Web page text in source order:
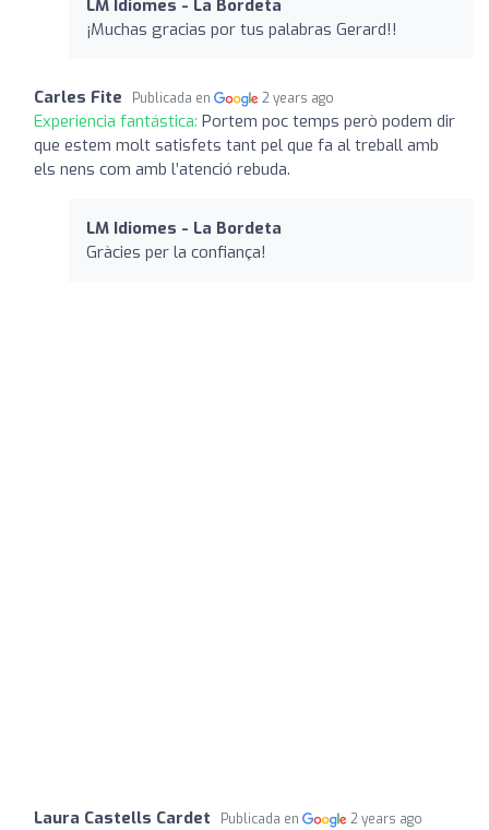
LM Idiomes - La Bordeta
¡Muchas gracias por tus palabras Gerard!!
Carles Fite Publicada en 2 years ago
Experiencia fantástica: Portem poc temps però podem dir
que estem molt satisfets tant pel que fa al treball amb
els nens com amb l’atenció rebuda.
LM Idiomes - La Bordeta
Gràcies per la confiança!
Laura Castells Cardet Publicada en 2 years ago